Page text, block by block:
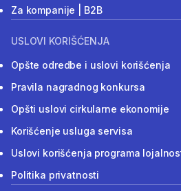
Za kompanije | B2B
USLOVI KORIŠĆENJA
Opšte odredbe i uslovi korišćenja
Pravila nagradnog konkursa
Opšti uslovi cirkularne ekonomije
Korišćenje usluga servisa
Uslovi korišćenja programa
Politika privatnosti